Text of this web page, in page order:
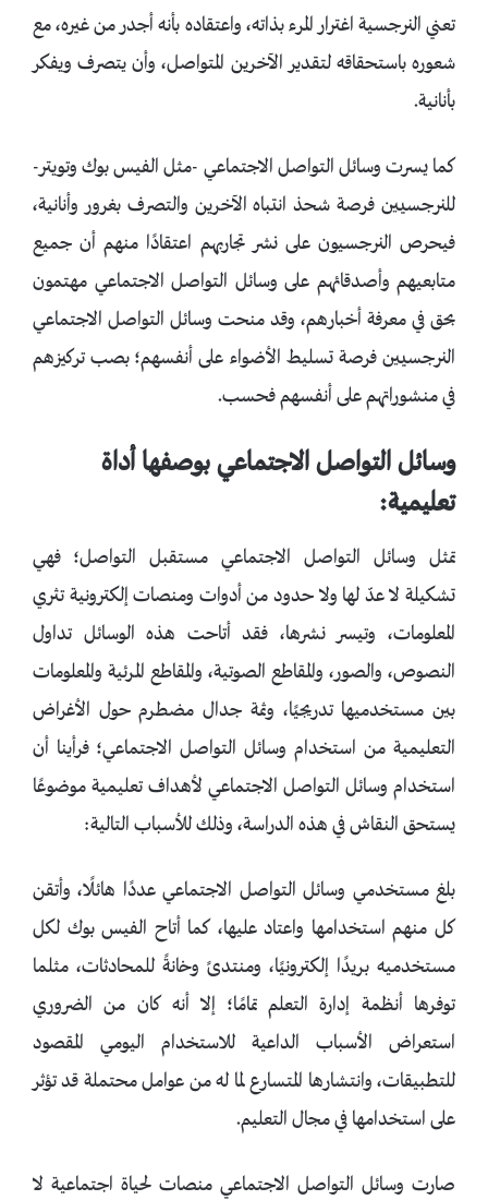
تعني النرجسية اغترار المرء بذاته، واعتقاده بأنه أجدر من غيره، مع
شعوره باستحقاقه لتقدير الآخرين المتواصل، وأن يتصرف ويفكر
بأنانية.
كما يسرت وسائل التواصل الاجتماعي -مثل الفيس بوك وتويتر-
للنرجسيين فرصة شحذ انتباه الآخرين والتصرف بغرور وأنانية،
فيحرص النرجسيون على نشر تجاربهم اعتقادًا منهم أن جميع
متابعيهم وأصدقائهم على وسائل التواصل الاجتماعي مهتمون
بحق في معرفة أخبارهم، وقد منحت وسائل التواصل الاجتماعي
النرجسيين فرصة تسليط الأضواء على أنفسهم؛ بصب تركيزهم
في منشوراتهم على أنفسهم فحسب.
وسائل التواصل الاجتماعي بوصفها أداة
تعليمية:
تمثل وسائل التواصل الاجتماعي مستقبل التواصل؛ فهي
تشكيلة لا عدّ لها ولا حدود من أدوات ومنصات إلكترونية تثري
المعلومات، وتيسر نشرها، فقد أتاحت هذه الوسائل تداول
النصوص، والصور، والمقاطع الصوتية، والمقاطع المرئية والمعلومات
بين مستخدميها تدريجيًا، وثمة جدال مضطرم حول الأغراض
التعليمية من استخدام وسائل التواصل الاجتماعي؛ فرأينا أن
استخدام وسائل التواصل الاجتماعي لأهداف تعليمية موضوعًا
يستحق النقاش في هذه الدراسة، وذلك للأسباب التالية:
بلغ مستخدمي وسائل التواصل الاجتماعي عددًا هائلًا، وأتقن
كل منهم استخدامها واعتاد عليها، كما أتاح الفيس بوك لكل
مستخدميه بريدًا إلكترونيًا، ومنتدىً وخانةً للمحادثات، مثلما
توفرها أنظمة إدارة التعلم تمامًا؛ إلا أنه كان من الضروري
استعراض الأسباب الداعية للاستخدام اليومي المقصود
للتطبيقات، وانتشارها المتسارع لما له من عوامل محتملة قد تؤثر
على استخدامها في مجال التعليم.
صارت وسائل التواصل الاجتماعي منصات لحياة اجتماعية لا